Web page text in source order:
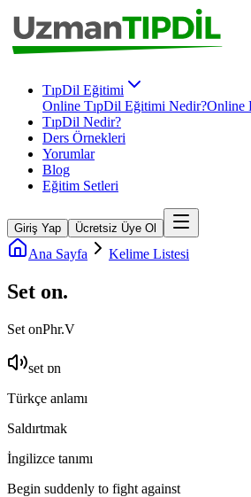
TıpDil Eğitimi
Online TıpDil Eğitimi Nedir?Online
TıpDil Nedir?
Ders Örnekleri
Yorumlar
Blog
Eğitim Setleri
Giriş Yap Ücretsiz Üye Ol
Ana Sayfa Kelime Listesi
Set on.
Set onPhr.V
set ɒn
Türkçe anlamı
Saldırtmak
İngilizce tanımı
Begin suddenly to fight against